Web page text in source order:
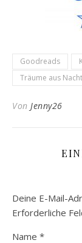
Goodreads
Träume aus
Von Jenny26
Deine E-Mail-
Erforderliche
Name *